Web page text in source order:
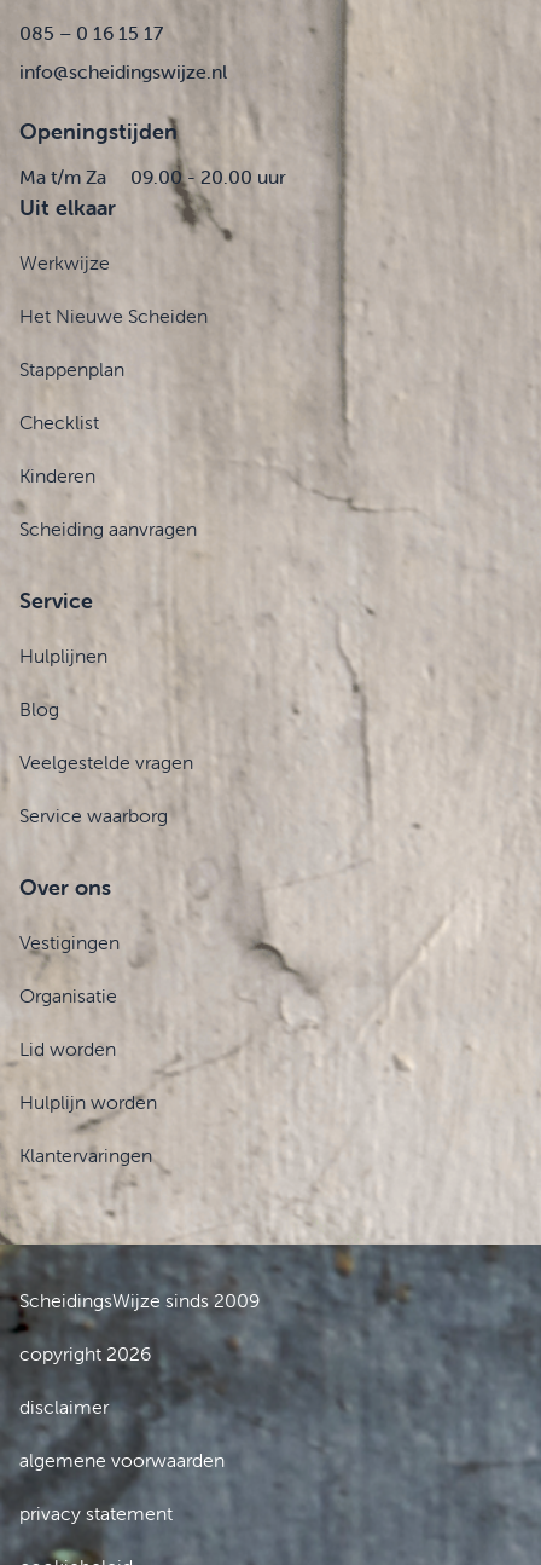
085 – 0 16 15 17
info@scheidingswijze.nl
Openingstijden
Ma t/m Za 09.00 - 20.00 uur
Uit elkaar
Werkwijze
Het Nieuwe Scheiden
Stappenplan
Checklist
Kinderen
Scheiding aanvragen
Service
Hulplijnen
Blog
Veelgestelde vragen
Service waarborg
Over ons
Vestigingen
Organisatie
Lid worden
Hulplijn worden
Klantervaringen
ScheidingsWijze sinds 2009
copyright 2026
disclaimer
algemene voorwaarden
privacy statement